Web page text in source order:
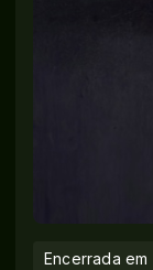
Encerrada em